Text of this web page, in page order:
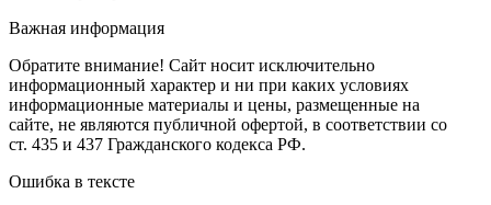
шоке от увиденного
i
Ролик из Омска: вы
будете смеяться долго
Важная информация
Обратите внимание! Сайт носит исключительно
информационный характер и ни при каких условиях
информационные материалы и цены, размещенные на
сайте, не являются публичной офертой, в соответствии со
ст. 435 и 437 Гражданского кодекса РФ.
Ошибка в тексте